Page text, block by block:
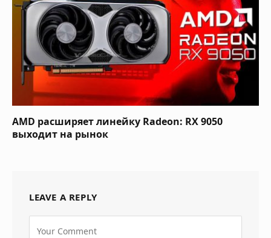
AMD расширяет линейку Radeon: RX 9050
выходит на рынок
LEAVE A REPLY